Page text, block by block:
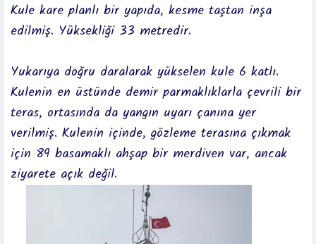
Kule kare planlı bir yapıda, kesme taştan inşa
edilmiş. Yüksekliği 33 metredir.
Yukarıya doğru daralarak yükselen kule 6 katlı.
Kulenin en üstünde demir parmaklıklarla çevrili bir
teras, ortasında da yangın uyarı çanına yer
verilmiş. Kulenin içinde, gözleme terasına çıkmak
için 89 basamaklı ahşap bir merdiven var, ancak
ziyarete açık değil.